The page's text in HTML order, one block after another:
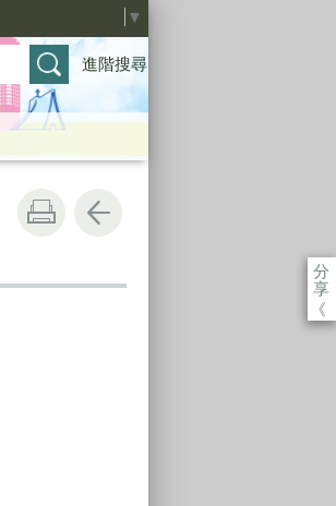
▼
進階搜尋
分
享
《